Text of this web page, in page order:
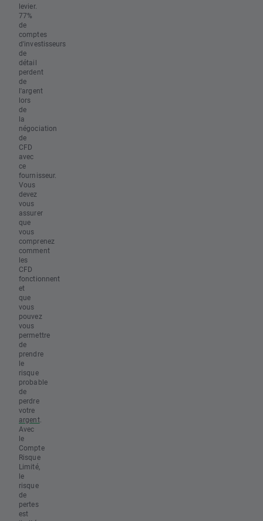
levier.
77%
de
comptes
d'investisseurs
de
détail
perdent
de
l'argent
lors
de
la
négociation
de
CFD
avec
ce
fournisseur.
Vous
devez
vous
assurer
que
vous
comprenez
comment
les
CFD
fonctionnent
et
que
vous
pouvez
vous
permettre
de
prendre
le
risque
probable
de
perdre
votre
argent.
Avec
le
Compte
Risque
Limité,
le
risque
de
pertes
est